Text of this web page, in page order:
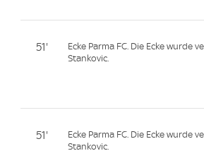
51'
Ecke Parma FC. Die Ecke wurde
Stankovic.
51'
Ecke Parma FC. Die Ecke wurde
Stankovic.